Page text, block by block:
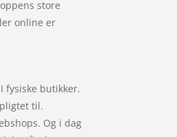
store
online er
fysiske butikker.
til.
Og i dag